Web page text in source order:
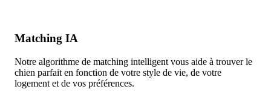
Matching IA
Notre algorithme de matching intelligent vous aide à trouver le
chien parfait en fonction de votre style de vie, de votre
logement et de vos préférences.